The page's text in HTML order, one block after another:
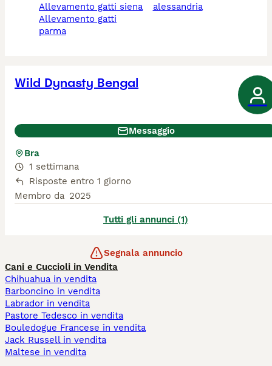
allevamento gatti siena
allevamento gatti
parma
alessandria
Wild Dynasty Bengal
Messaggio
Bra
1 settimana
Risposte entro 1 giorno
Membro da 2025
Tutti gli annunci (1)
Segnala annuncio
Cani e Cuccioli in Vendita
Chihuahua in vendita
Barboncino in vendita
Labrador in vendita
Pastore Tedesco in vendita
Bouledogue Francese in vendita
Jack Russell in vendita
Maltese in vendita